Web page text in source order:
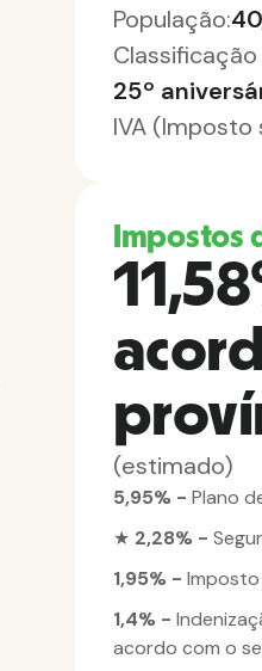
População:
25º
IVA (Imposto
Impostos
(estimado)
5,95% - Plano
★ 2,28% -
1,95% -
1,4% -
acordo com o